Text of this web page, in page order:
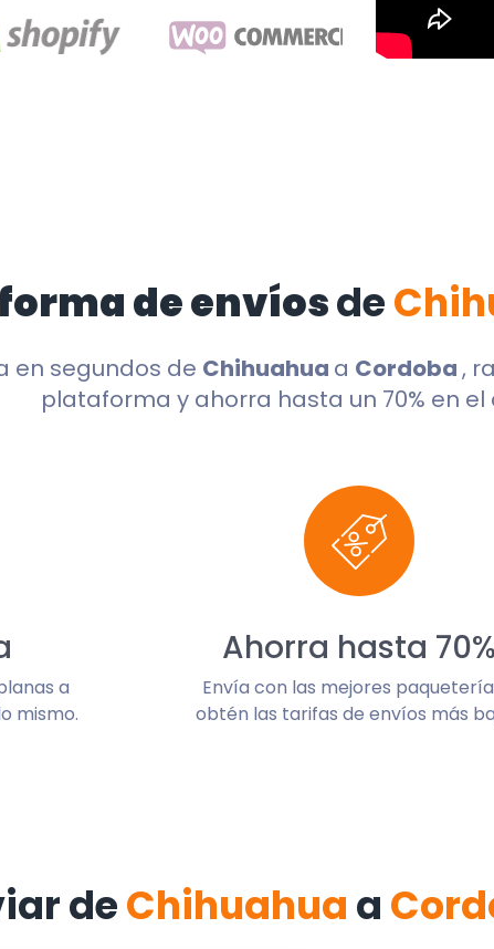
de envíosde
en segundos de Chihuahua a Cordoba,
plataforma y ahorra hasta un 70% en
a
mismo.
Ahorra hasta 70%
Envía con las mejores
obtén las tarifas de envíos más
deChihuahua a